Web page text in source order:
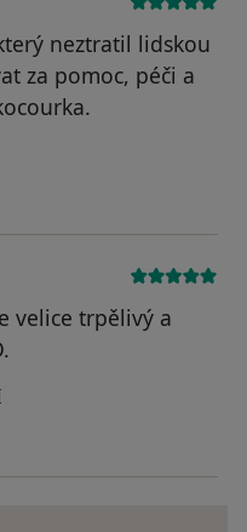
neztratil lidskou
za pomoc, péči a
Váš účet byl odstraněn
velice trpělivý a
Váš účet byl odstraněn